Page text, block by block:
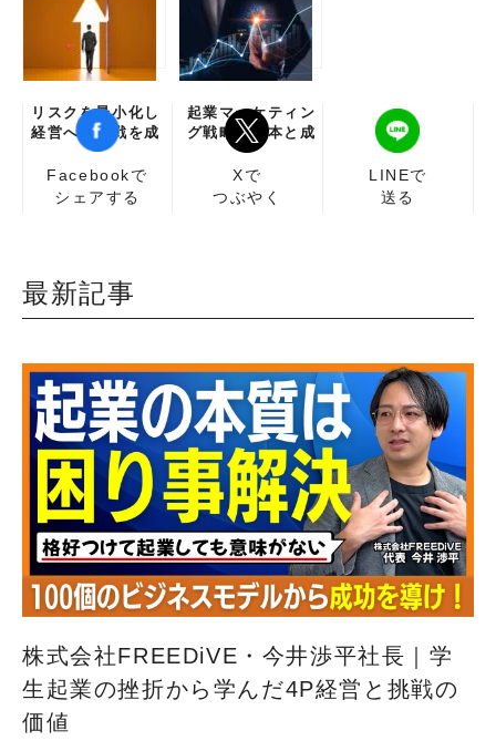
リスクを最小化し
経営への挑戦を成
功に導く方法
起業マーケティン
グ戦略の基本と成
功事例
Facebookで
シェアする
Xで
つぶやく
LINEで
送る
最新記事
株式会社FREEDiVE・今井渉平社長｜学
生起業の挫折から学んだ4P経営と挑戦の
価値